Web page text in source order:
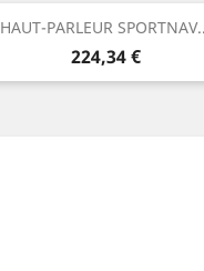
HAUT-PARLEUR
Prix
224,34 €
Aperçu rapide